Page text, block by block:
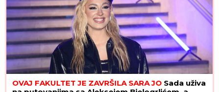
OVAJ FAKULTET JE ZAVRŠILA SARA JO Sada uživa